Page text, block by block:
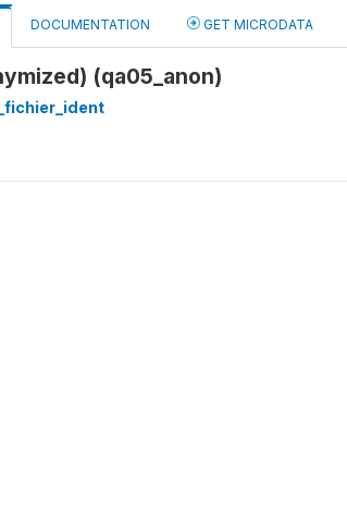
DOCUMENTATION GET MICRODATA
(qa05_anon)